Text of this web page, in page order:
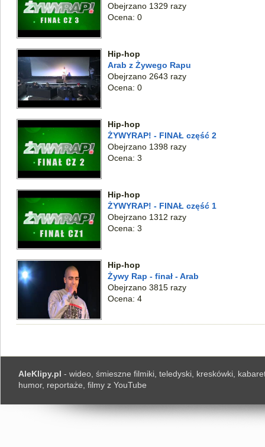
Obejrzano 1329 razy
Ocena: 0
Hip-hop
Arab z Żywego Rapu
Obejrzano 2643 razy
Ocena: 0
Hip-hop
ŻYWYRAP! - FINAŁ część 2
Obejrzano 1398 razy
Ocena: 3
Hip-hop
ŻYWYRAP! - FINAŁ część 1
Obejrzano 1312 razy
Ocena: 3
Hip-hop
Żywy Rap - finał - Arab
Obejrzano 3815 razy
Ocena: 4
AleKlipy.pl - wideo, śmieszne filmiki, teledyski, kreskówki,
humor, reportaże, filmy z YouTube